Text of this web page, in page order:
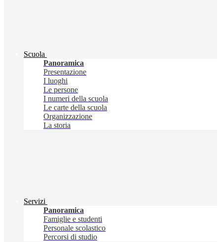
Scuola
Panoramica
Presentazione
I luoghi
Le persone
I numeri della scuola
Le carte della scuola
Organizzazione
La storia
Servizi
Panoramica
Famiglie e studenti
Personale scolastico
Percorsi di studio